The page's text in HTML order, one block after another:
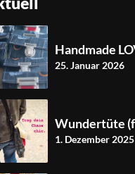
Handmade
25. Januar 2026
Wundertüte
1. Dezember 2025